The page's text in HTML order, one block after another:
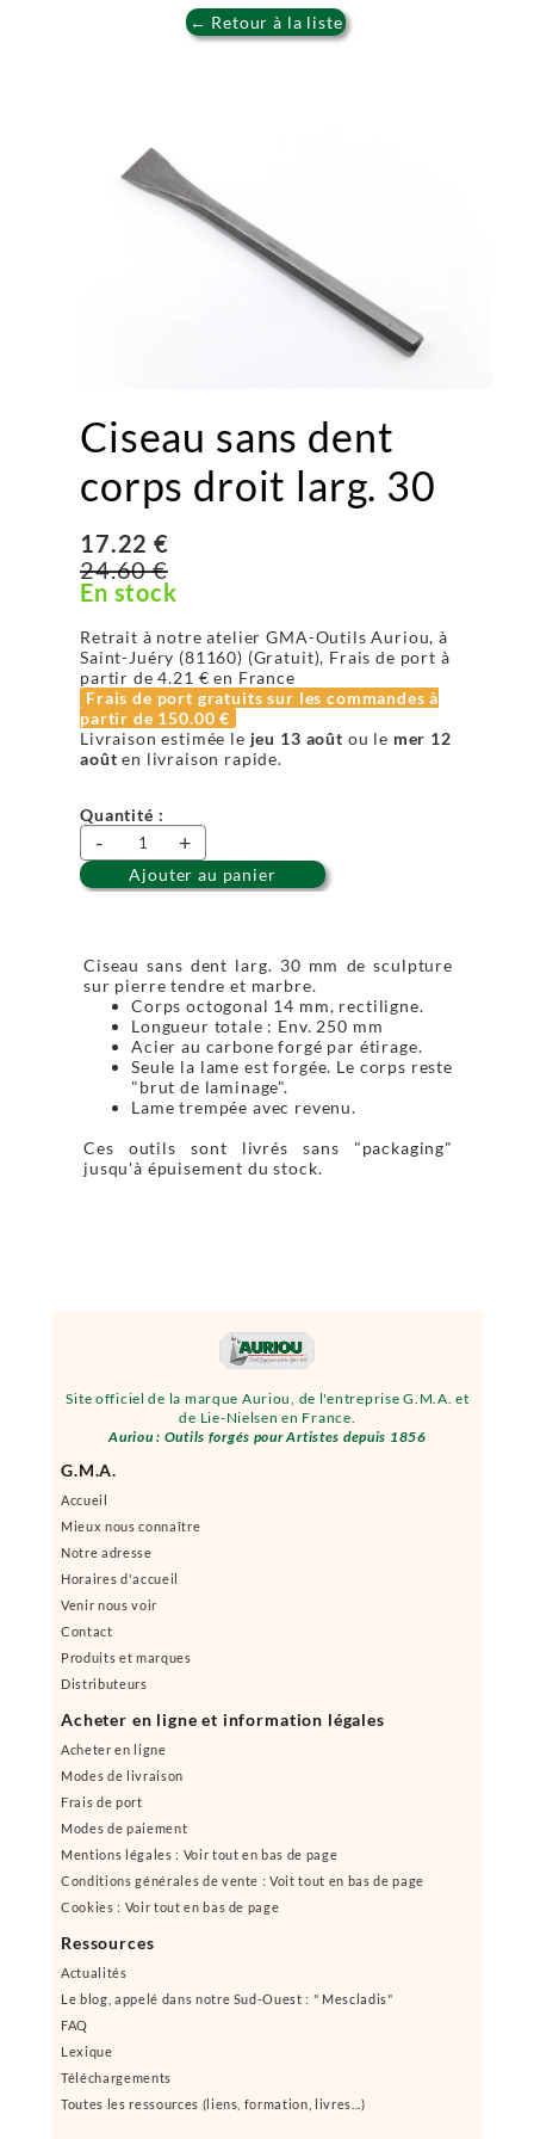
Site officiel de la marque Auriou, de l'entreprise G.M.A. et
de Lie-Nielsen en France.
Auriou : Outils forgés pour Artistes depuis 1856
G.M.A.
Accueil
Mieux nous connaître
Notre adresse
Horaires d'accueil
Venir nous voir
Contact
Produits et marques
Distributeurs
Acheter en ligne et information légales
Acheter en ligne
Modes de livraison
Frais de port
Modes de paiement
Mentions légales : Voir tout en bas de page
Conditions générales de vente : Voit tout en bas de page
Cookies : Voir tout en bas de page
Ressources
Actualités
Le blog, appelé dans notre Sud-Ouest : " Mescladis"
FAQ
Lexique
Téléchargements
Toutes les ressources (liens, formation, livres...)
← Retour à la liste
Ciseau sans dent
corps droit larg. 30
17.22 €
24.60 €
En stock
Retrait à notre atelier GMA-Outils Auriou, à
Saint-Juéry (81160) (Gratuit), Frais de port à
partir de4.21 € en France
Frais de port gratuits sur les commandes à
partir de 150.00 €
Livraison estimée le jeu 13 août ou le mer 12
août en livraison rapide.
Quantité :
- +
Ajouter au panier
Ciseau sans dent larg. 30 mm de sculpture
sur pierre tendre et marbre.
Corps octogonal 14 mm, rectiligne.
Longueur totale : Env. 250 mm
Acier au carbone forgé par étirage.
Seule la lame est forgée. Le corps reste
"brut de laminage".
Lame trempée avec revenu.
Ces outils sont livrés sans "packaging"
jusqu'à épuisement du stock.